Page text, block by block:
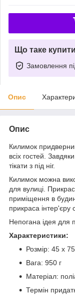
Що таке
Замовлення
Опис
Опис
Килимок
всіх гостей.
тікати з під ніг.
Килимок можна
для вулиці.
приміщення в
прикраса інтер'єру
Непогана ідея для
Характеристики:
Розмір: 45 х
Вага: 950 г
Матеріал:
Термін